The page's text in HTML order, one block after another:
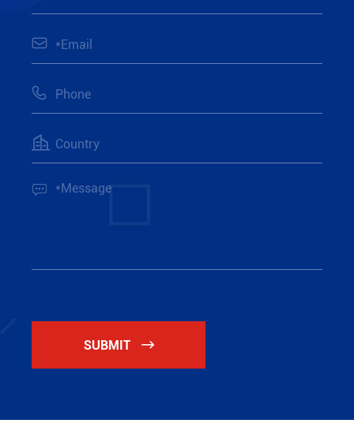




SUBMIT 